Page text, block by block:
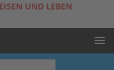
UND LEBEN